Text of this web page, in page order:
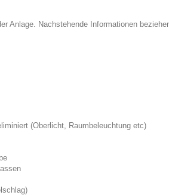
Anlage. Nachstehende Informationen
(Oberlicht, Raumbeleuchtung etc)